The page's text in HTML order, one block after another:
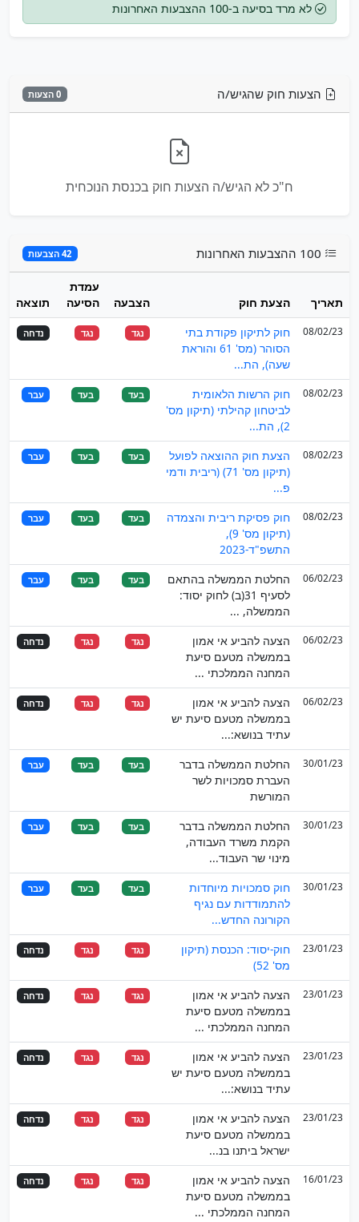
לא מרד בסיעה ב-100 ההצבעות האחרונות
הצעות חוק שהגיש/ה 0 הצעות
ח"כ לא הגיש/ה הצעות חוק בכנסת הנוכחית
42 הצבעות
תאריך הצעת חוק הצבעה
עמדת
הסיעה
תוצאה
08/02/23
חוק לתיקון פקודת בתי
הסוהר (מס' 61 והוראת
שעה), הת...
נגד נגד נדחה
08/02/23
חוק הרשות הלאומית
לביטחון קהילתי (תיקון מס'
2), הת...
בעד בעד עבר
08/02/23
הצעת חוק ההוצאה לפועל
(תיקון מס' 71) (ריבית ודמי
פ...
בעד בעד עבר
08/02/23
חוק פסיקת ריבית והצמדה
(תיקון מס' 9),
התשפ"ד-2023
בעד בעד עבר
06/02/23
החלטת הממשלה בהתאם
לסעיף 31(ב) לחוק יסוד:
הממשלה, ...
בעד בעד עבר
06/02/23
הצעה להביע אי אמון
בממשלה מטעם סיעת
המחנה הממלכתי ...
נגד נגד נדחה
06/02/23
הצעה להביע אי אמון
בממשלה מטעם סיעת יש
עתיד בנושא:...
נגד נגד נדחה
30/01/23
החלטת הממשלה בדבר
העברת סמכויות לשר
המורשת
בעד בעד עבר
30/01/23
החלטת הממשלה בדבר
הקמת משרד העבודה,
מינוי שר העבוד...
בעד בעד עבר
30/01/23
חוק סמכויות מיוחדות
להתמודדות עם נגיף
הקורונה החדש...
בעד בעד עבר
23/01/23
חוק-יסוד: הכנסת (תיקון
מס' 52)
נגד נגד נדחה
23/01/23
הצעה להביע אי אמון
בממשלה מטעם סיעת
המחנה הממלכתי ...
נגד נגד נדחה
23/01/23
הצעה להביע אי אמון
בממשלה מטעם סיעת יש
עתיד בנושא:...
נגד נגד נדחה
23/01/23
הצעה להביע אי אמון
בממשלה מטעם סיעת
ישראל ביתנו בנ...
נגד נגד נדחה
16/01/23
הצעה להביע אי אמון
בממשלה מטעם סיעת
המחנה הממלכתי ...
נגד נגד נדחה